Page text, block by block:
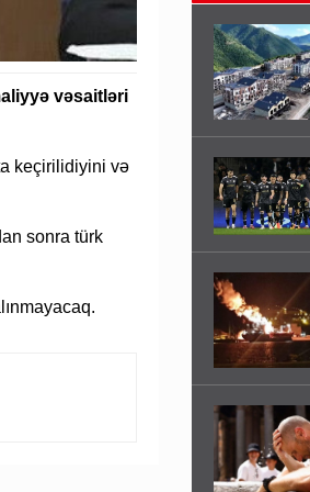
vəsaitləri
keçirilidiyini və
sonra türk